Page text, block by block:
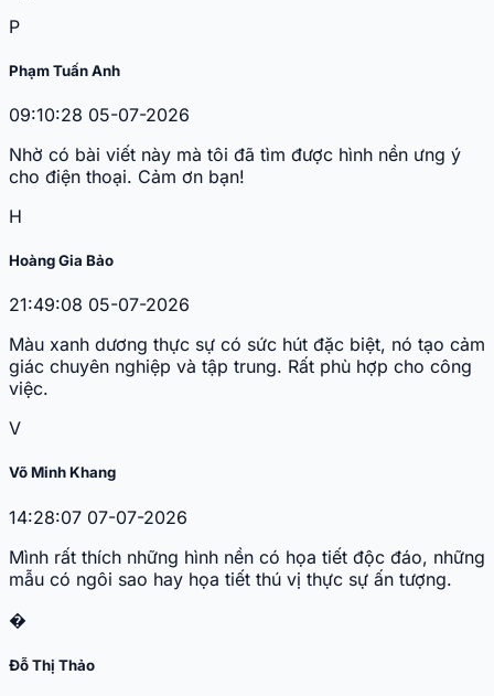
P
Phạm Tuấn Anh
09:10:28 05-07-2026
Nhờ có bài viết này mà tôi đã tìm được hình nền ưng ý
cho điện thoại. Cảm ơn bạn!
H
Hoàng Gia Bảo
21:49:08 05-07-2026
Màu xanh dương thực sự có sức hút đặc biệt, nó tạo cảm
giác chuyên nghiệp và tập trung. Rất phù hợp cho công
việc.
V
Võ Minh Khang
14:28:07 07-07-2026
Mình rất thích những hình nền có họa tiết độc đáo, những
mẫu có ngôi sao hay họa tiết thú vị thực sự ấn tượng.
�
Đỗ Thị Thảo